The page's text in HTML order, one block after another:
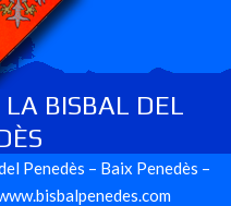
BISBAL DEL
Penedès – Baix Penedès –